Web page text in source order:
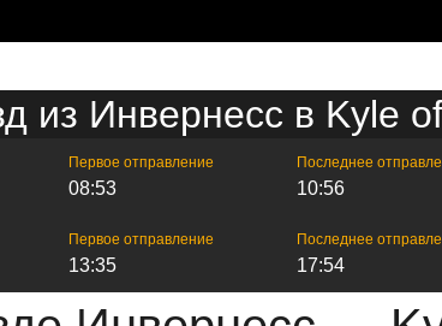
из Инвернесс в Kyle
Первое отправление
08:53
Последнее
10:56
Первое отправление
13:35
Последнее
17:54